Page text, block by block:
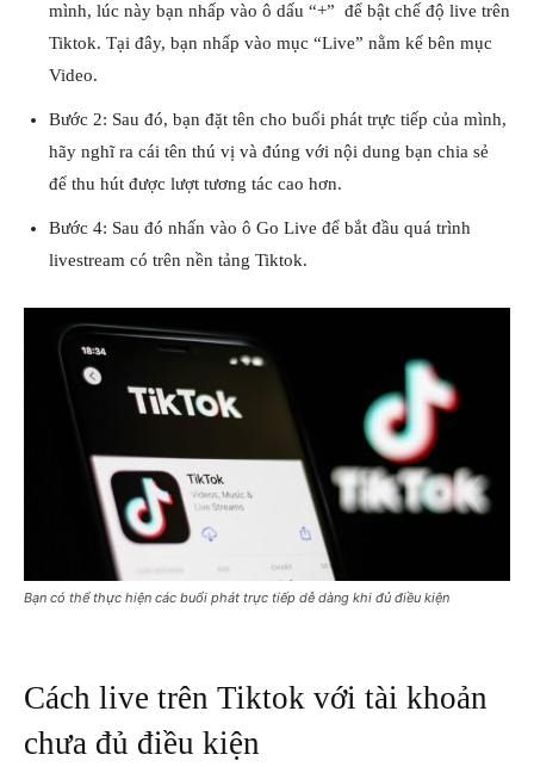
mình, lúc này bạn nhấp vào ô dấu “+” để bật chế độ live trên
Tiktok. Tại đây, bạn nhấp vào mục “Live” nằm kế bên mục
Video.
Bước 2: Sau đó, bạn đặt tên cho buổi phát trực tiếp của mình,
hãy nghĩ ra cái tên thú vị và đúng với nội dung bạn chia sẻ
để thu hút được lượt tương tác cao hơn.
Bước 4: Sau đó nhấn vào ô Go Live để bắt đầu quá trình
livestream có trên nền tảng Tiktok.
Bạn có thể thực hiện các buổi phát trực tiếp dễ dàng khi đủ điều kiện
Cách live trên Tiktok với tài khoản
chưa đủ điều kiện